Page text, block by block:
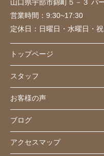
山口県宇部市錦町５－３ パ
営業時間： 9:30~17:30
定休日： 日曜日・水曜日・祝
トップページ
スタッフ
お客様の声
ブログ
アクセスマップ